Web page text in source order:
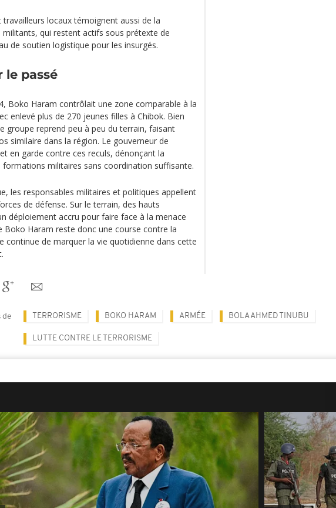
locaux témoignent aussi de la
militants, qui restent actifs sous prétexte de
de soutien logistique pour les insurgés.
le passé
Boko Haram contrôlait une zone comparable à la
enlevé plus de 270 jeunes filles à Chibok. Bien
groupe reprend peu à peu du terrain, faisant
similaire dans la région. Le gouverneur de
en garde contre ces reculs, dénonçant la
militaires sans coordination suffisante.
les responsables militaires et politiques appellent
de défense. Sur le terrain, des hauts
déploiement accru pour faire face à la menace
Boko Haram reste donc une course contre la
continue de marquer la vie quotidienne dans cette
de TERRORISME BOKO HARAM ARMÉE BOLA AHMED TINUBU
LUTTE CONTRE LE TERRORISME